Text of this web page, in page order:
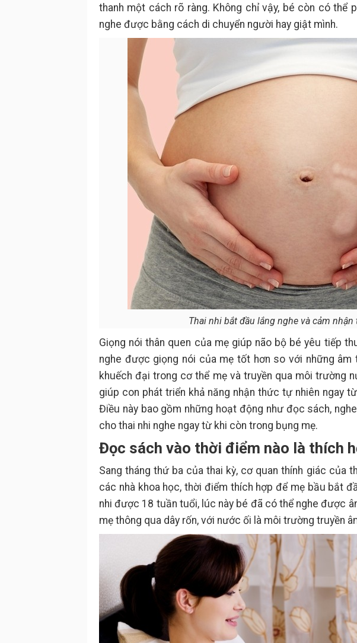
thanh một cách rõ ràng. Không chỉ vậy, bé còn có thể
nghe được bằng cách di chuyển người hay giật mình.
Thai nhi bắt đầu lắng nghe và cảm
Giọng nói thân quen của mẹ giúp não bộ bé yêu tiếp
nghe được giọng nói của mẹ tốt hơn so với những âm
khuếch đại trong cơ thể mẹ và truyền qua môi trường
giúp con phát triển khả năng nhận thức tự nhiên ngay
Điều này bao gồm những hoạt động như đọc sách,
cho thai nhi nghe ngay từ khi còn trong bụng mẹ.
Đọc sách vào thời điểm nào là thích
Sang tháng thứ ba của thai kỳ, cơ quan thính giác của
các nhà khoa học, thời điểm thích hợp để mẹ bầu bắt
nhi được 18 tuần tuổi, lúc này bé đã có thể nghe được
mẹ thông qua dây rốn, với nước ối là môi trường truyền